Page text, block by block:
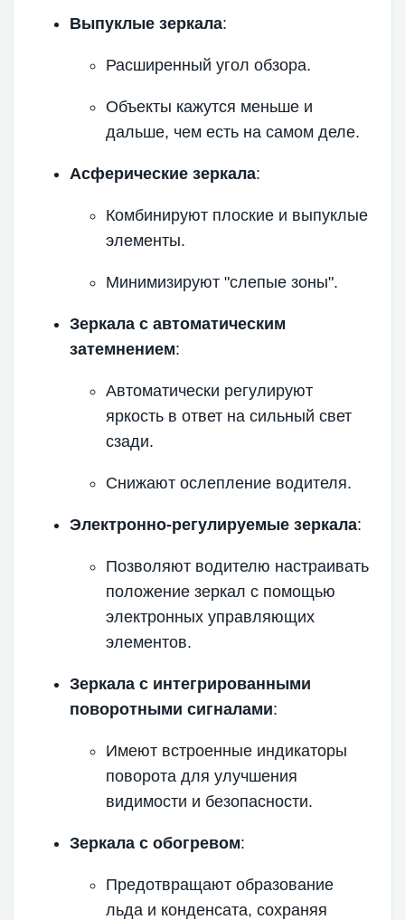
Выпуклые зеркала:
Расширенный угол обзора.
Объекты кажутся меньше и
дальше, чем есть на самом деле.
Асферические зеркала:
Комбинируют плоские и выпуклые
элементы.
Минимизируют "слепые зоны".
Зеркала с автоматическим
затемнением:
Автоматически регулируют
яркость в ответ на сильный свет
сзади.
Снижают ослепление водителя.
Электронно-регулируемые зеркала:
Позволяют водителю настраивать
положение зеркал с помощью
электронных управляющих
элементов.
Зеркала с интегрированными
поворотными сигналами:
Имеют встроенные индикаторы
поворота для улучшения
видимости и безопасности.
Зеркала с обогревом:
Предотвращают образование
льда и конденсата, сохраняя